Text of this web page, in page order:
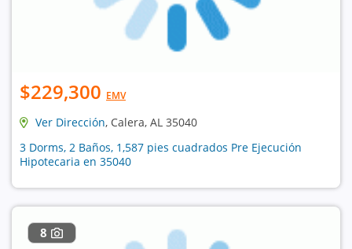
$229,300 EMV
Ver Dirección, Calera, AL 35040
3 Dorms, 2 Baños, 1,587 pies cuadrados Pre Ejecución
Hipotecaria en 35040
8